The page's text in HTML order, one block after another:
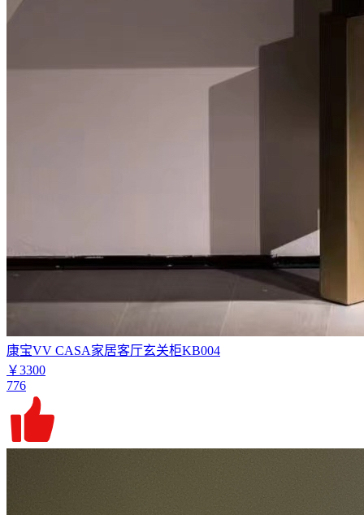
康宝VV CASA家居客厅玄关柜KB004
￥3300
776